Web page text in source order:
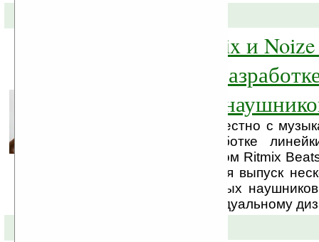
Компания Ritmix и
приступили к
эксклюзивных
Компания Ritmix совместно с
приступили к разработке
наушников под брендом Ritmix
2011 году планируется выпуск
мониторных и вставных
выполнены по индивидуальному